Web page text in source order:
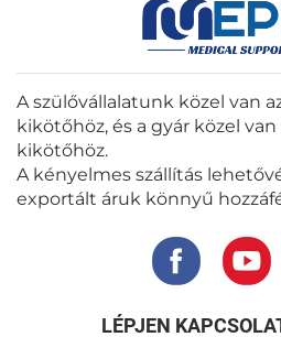
A szülővállalatunk közel van
kikötőhöz, és a gyár közel
kikötőhöz.
A kényelmes szállítás
exportált áruk könnyű
LÉPJEN